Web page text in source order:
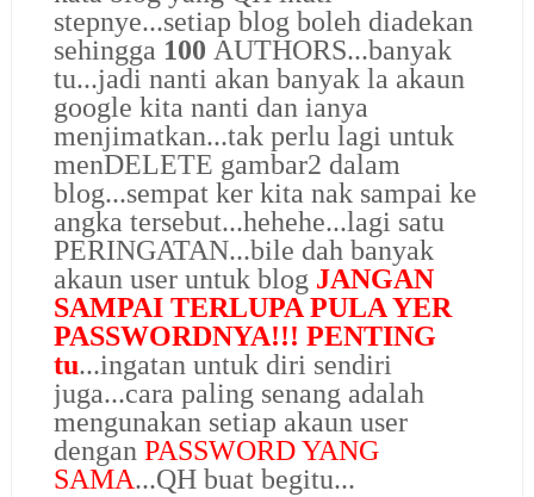
stepnye...setiap blog boleh diadekan
sehingga 100 AUTHORS...banyak
tu...jadi nanti akan banyak la akaun
google kita nanti dan ianya
menjimatkan...tak perlu lagi untuk
menDELETE gambar2 dalam
blog...sempat ker kita nak sampai ke
angka tersebut...hehehe...lagi satu
PERINGATAN...bile dah banyak
akaun user untuk blog JANGAN
SAMPAI TERLUPA PULA YER
PASSWORDNYA!!! PENTING
tu...ingatan untuk diri sendiri
juga...cara paling senang adalah
mengunakan setiap akaun user
dengan PASSWORD YANG
SAMA...QH buat begitu...